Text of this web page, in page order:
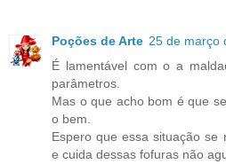
Poções de Arte 25 de março
É lamentável com o a
parâmetros.
Mas o que acho bom é que
o bem.
Espero que essa situação se
e cuida dessas fofuras não